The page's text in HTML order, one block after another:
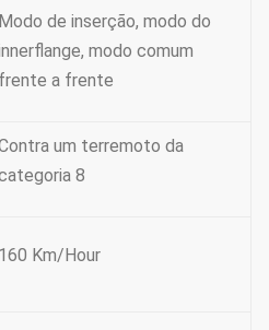
Modo de inserção, modo do
modo comum
frente a frente
um terremoto da
8
160 Km/Hour